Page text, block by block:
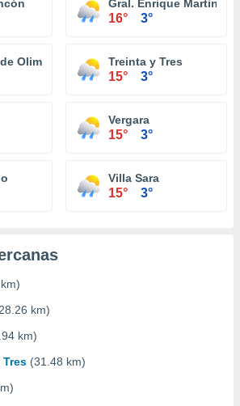
Gral. Enrique Martinez
16° 3°
Olimar Treinta y Tres
15° 3°
Vergara
15° 3°
Villa Sara
15° 3°
km)
km)
Tres (31.48 km)